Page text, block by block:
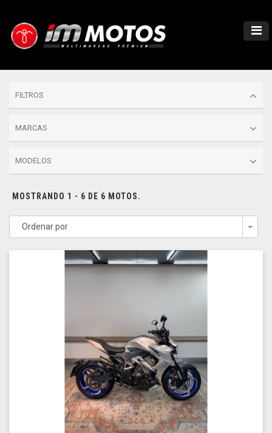
FILTROS
MARCAS
MODELOS
MOSTRANDO 1 - 6 DE 6 MOTOS.
Ordenar por